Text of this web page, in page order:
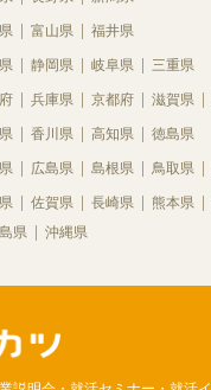
富山県 福井県
静岡県 岐阜県 三重県
兵庫県 京都府 滋賀県
香川県 高知県 徳島県
広島県 島根県 鳥取県
佐賀県 長崎県 熊本県
県
沖縄県